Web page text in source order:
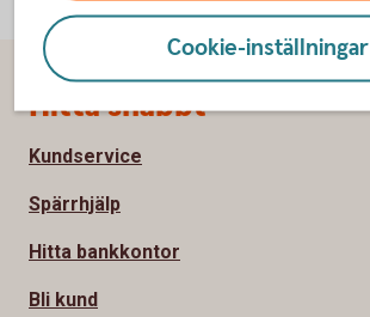
Cookie-inställningar
Sidfot
Hitta snabbt
Kundservice
Spärrhjälp
Hitta bankkontor
Bli kund